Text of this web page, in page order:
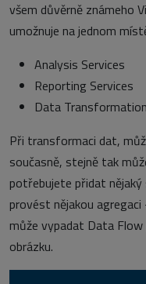
všem důvěrně známeho
umožnuje na jednom
Analysis Services
Reporting Services
Data Transformation
Při transformaci dat,
současně, stejně tak
potřebujete přidat nějaký
provést nějakou agregaci
může vypadat Data
obrázku.